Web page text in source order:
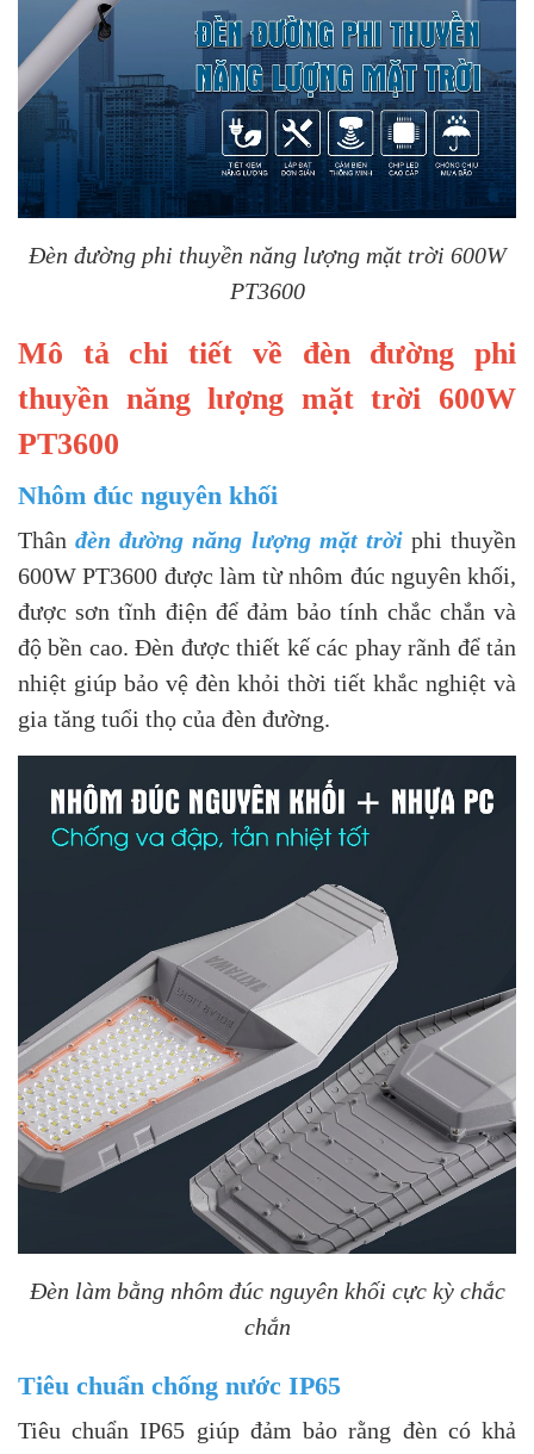
Đèn đường phi thuyền năng lượng mặt trời 600W
PT3600
Mô tả chi tiết về đèn đường phi
thuyền năng lượng mặt trời 600W
PT3600
Nhôm đúc nguyên khối
Thânđèn đường năng lượng mặt trờiphi thuyền
600W PT3600 được làm từ nhôm đúc nguyên khối,
được sơn tĩnh điện để đảm bảo tính chắc chắn và
độ bền cao. Đèn được thiết kế các phay rãnh để tản
nhiệt giúp bảo vệ đèn khỏi thời tiết khắc nghiệt và
gia tăng tuổi thọ của đèn đường.
Đèn làm bằng nhôm đúc nguyên khối cực kỳ chắc
chắn
Tiêu chuẩn chống nước IP65
Tiêu chuẩn IP65 giúp đảm bảo rằng đèn có khả